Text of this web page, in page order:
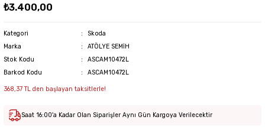
₺3.400,00
Kategori
Skoda
Marka
ATÖLYE SEMİH
Stok Kodu
ASCAM10472L
Barkod Kodu
ASCAM10472L
368,37 TL den başlayan taksitlerle!
Saat 16:00'a Kadar Olan Siparişler Aynı Gün Kargoya Verilecektir